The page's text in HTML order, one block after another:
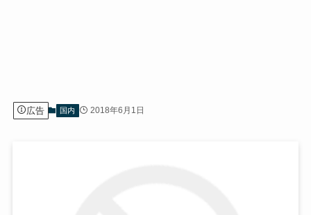
広告 国内 2018年6月1日